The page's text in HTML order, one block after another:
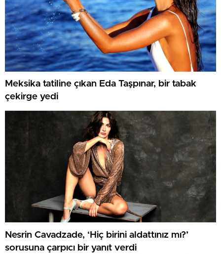
Meksika tatiline çıkan Eda Taşpınar, bir tabak
çekirge yedi
Nesrin Cavadzade, ‘Hiç birini aldattınız mı?’
sorusuna çarpıcı bir yanıt verdi